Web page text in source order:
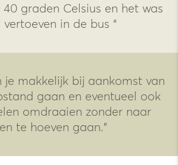
graden Celsius en het was
vertoeven in de bus “
je makkelijk bij aankomst van
gaan en eventueel ook
omdraaien zonder naar
te hoeven gaan.”